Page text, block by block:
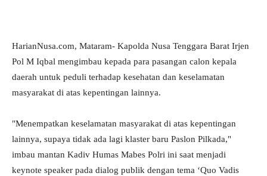
HarianNusa.com, Mataram- Kapolda Nusa Tenggara Barat Irjen
Pol M Iqbal mengimbau kepada para pasangan calon kepala
daerah untuk peduli terhadap kesehatan dan keselamatan
masyarakat di atas kepentingan lainnya.
"Menempatkan keselamatan masyarakat di atas kepentingan
lainnya, supaya tidak ada lagi klaster baru Paslon Pilkada,"
imbau mantan Kadiv Humas Mabes Polri ini saat menjadi
keynote speaker pada dialog publik dengan tema ‘Quo Vadis